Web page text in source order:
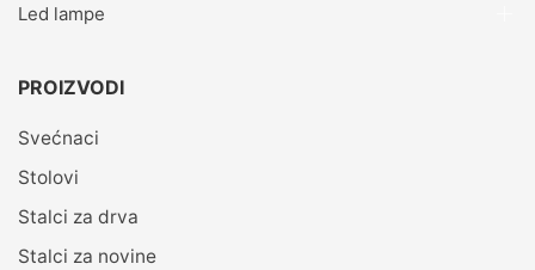
Led lampe
PROIZVODI
Svećnaci
Stolovi
Stalci za drva
Stalci za novine